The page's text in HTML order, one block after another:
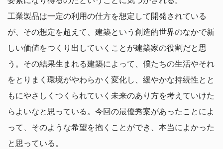
工業製品は一定の利用の仕方を想定して開発されている
が、その想定を超えて、建築という創造的世界のなかで新
しい価値をつくり出していくことが建築家の役割だと思
う。その結果生まれる建築によって、僕たちの生活やそれ
をとりまく環境がやわらかく変化し、緩やかな持続性とと
もにやさしくつくられていく未来のあり方を考えていけた
らよいなと思っている。今回の最優秀案があったことによ
って、そのような希望を抱くことができ、本当によかった
と思っている。